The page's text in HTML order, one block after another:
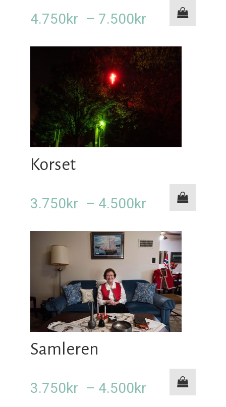
4.750kr – 7.500kr
Prisområde:
til
7.500kr
Korset
3.750kr – 4.500kr
Prisområde:
til
4.500kr
Samleren
3.750kr – 4.500kr
Prisområde: